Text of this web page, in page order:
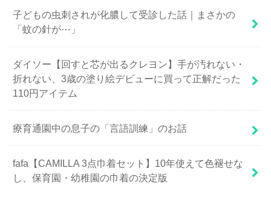
子どもの虫刺されが化膿して受診した話｜まさかの
「蚊の針が⋯」
ダイソー【回すと芯が出るクレヨン】手が汚れない・
折れない、3歳の塗り絵デビューに買って正解だった
110円アイテム
療育通園中の息子の「言語訓練」のお話
fafa【CAMILLA 3点巾着セット】10年使えて色褪せな
し、保育園・幼稚園の巾着の決定版